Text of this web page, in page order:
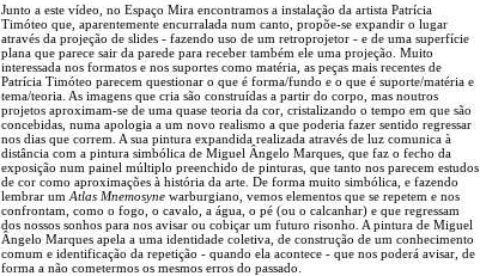
Junto a este vídeo, no Espaço Mira encontramos a instalação da artista Patrícia
Timóteo que, aparentemente encurralada num canto, propõe-se expandir o lugar
através da projeção de slides - fazendo uso de um retroprojetor - e de uma superfície
plana que parece sair da parede para receber também ele uma projeção. Muito
interessada nos formatos e nos suportes como matéria, as peças mais recentes de
Patrícia Timóteo parecem questionar o que é forma/fundo e o que é suporte/matéria e
tema/teoria. As imagens que cria são construídas a partir do corpo, mas noutros
projetos aproximam-se de uma quase teoria da cor, cristalizando o tempo em que são
concebidas, numa apologia a um novo realismo a que poderia fazer sentido regressar
nos dias que correm. A sua pintura expandida realizada através de luz comunica à
distância com a pintura simbólica de Miguel Ângelo Marques, que faz o fecho da
exposição num painel múltiplo preenchido de pinturas, que tanto nos parecem estudos
de cor como aproximações à história da arte. De forma muito simbólica, e fazendo
lembrar um Atlas Mnemosyne warburgiano, vemos elementos que se repetem e nos
confrontam, como o fogo, o cavalo, a água, o pé (ou o calcanhar) e que regressam
dos nossos sonhos para nos avisar ou cobiçar um futuro risonho. A pintura de Miguel
Ângelo Marques apela a uma identidade coletiva, de construção de um conhecimento
comum e identificação da repetição - quando ela acontece - que nos poderá avisar, de
forma a não cometermos os mesmos erros do passado.